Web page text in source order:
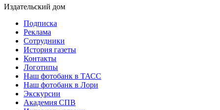
Издательский дом
Подписка
Реклама
Сотрудники
История газеты
Контакты
Логотипы
Наш фотобанк в ТАСС
Наш фотобанк в Лори
Экскурсии
Академия СПВ